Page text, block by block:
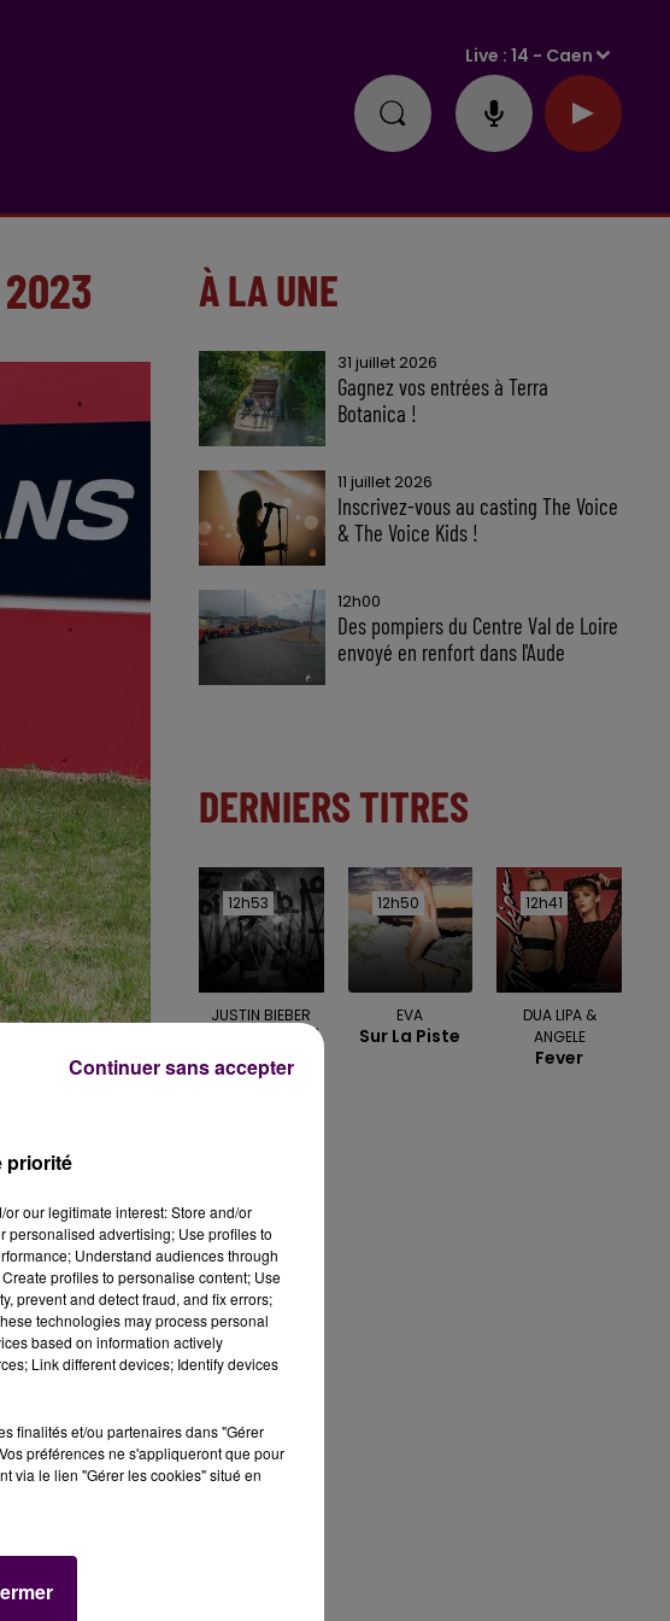
Live :14 - Caen
2023
du monde
des 24
à
l’ACO ce
du Mans,
À LA UNE
31 juillet 2026
Gagnez vos entrées à Terra
Botanica !
11 juillet 2026
Inscrivez-vous au casting The Voice
& The Voice Kids !
12h00
Des pompiers du Centre Val de Loire
envoyé en renfort dans l'Aude
DERNIERS TITRES
12h53
12h53
JUSTIN BIEBER
Love Yourself
12h50
12h50
EVA
Sur La Piste
12h41
12h41
DUA LIPA &
ANGELE
Fever
priorité
our legitimate interest: Store and/or
personalised advertising; Use profiles to
Understand audiences through
profiles to personalise content; Use
prevent and detect fraud, and fix errors;
technologies may process personal
based on information actively
Link different devices; Identify devices
finalités et/ou partenaires dans "Gérer
préférences ne s'appliqueront que pour
via le lien "Gérer les cookies" situé en
Continuer sans accepter